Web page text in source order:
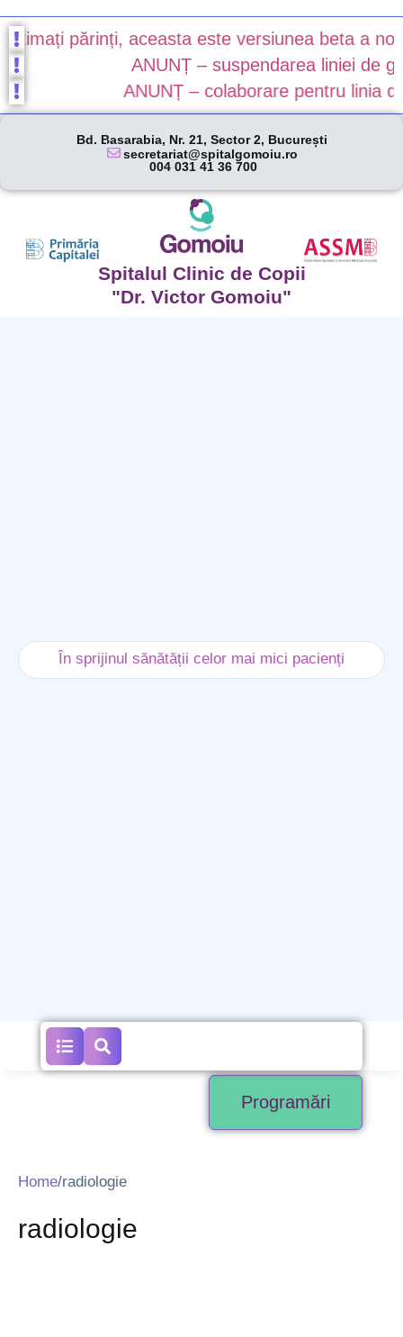
părinți, aceasta este versiunea beta a
ANUNȚ – suspendarea liniei de
ANUNȚ – colaborare pentru linia
Bd. Basarabia, Nr. 21, Sector 2, București
secretariat@spitalgomoiu.ro
004 031 41 36 700
Spitalul Clinic de Copii
"Dr. Victor Gomoiu"
În sprijinul sănătății celor mai mici pacienți
Programări
Home/radiologie
radiologie